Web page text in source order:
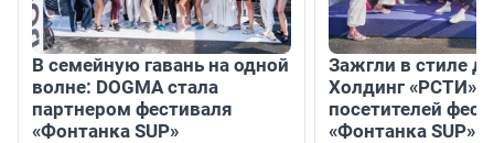
В семейную гавань на одной
волне: DOGMA стала
партнером фестиваля
«Фонтанка SUP»
Зажгли в стиле
Холдинг «РСТИ»
посетителей
«Фонтанка SUP»